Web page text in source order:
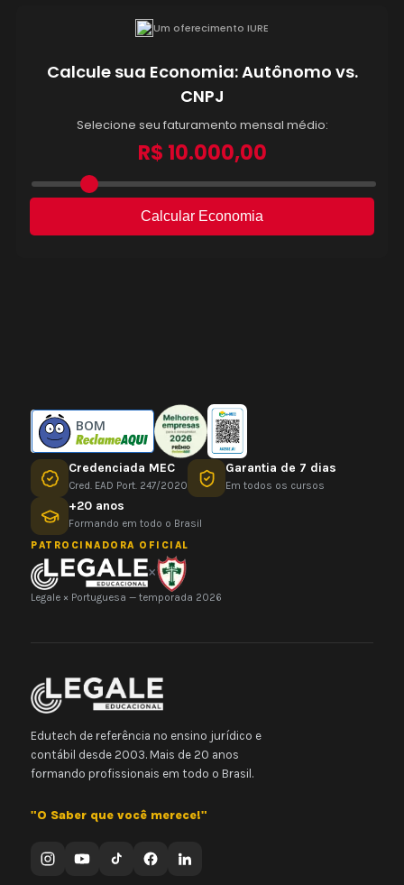
BOM
Credenciada MEC
Cred. EAD Port. 247/2020
Garantia de 7 dias
Em todos os cursos
+20 anos
Formando em todo o Brasil
PATROCINADORA OFICIAL
×
Legale × Portuguesa — temporada 2026
Edutech de referência no ensino jurídico e
contábil desde 2003. Mais de 20 anos
formando profissionais em todo o Brasil.
"O Saber que você merece!"